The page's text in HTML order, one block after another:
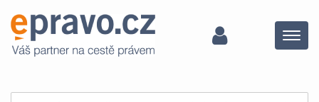
Menu